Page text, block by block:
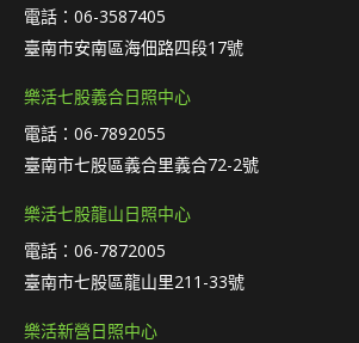
電話：06-3587405
臺南市安南區海佃路四段17號
樂活七股義合日照中心
電話：06-7892055
臺南市七股區義合里義合72-2號
樂活七股龍山日照中心
電話：06-7872005
臺南市七股區龍山里211-33號
樂活新營日照中心